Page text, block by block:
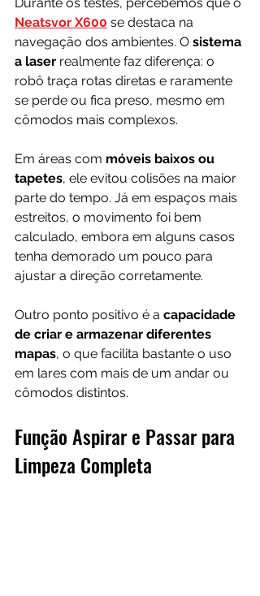
Neatsvor X600 se destaca na
navegação dos ambientes. O sistema
a laser realmente faz diferença: o
robô traça rotas diretas e raramente
se perde ou fica preso, mesmo em
cômodos mais complexos.
Em áreas com móveis baixos ou
tapetes, ele evitou colisões na maior
parte do tempo. Já em espaços mais
estreitos, o movimento foi bem
calculado, embora em alguns casos
tenha demorado um pouco para
ajustar a direção corretamente.
Outro ponto positivo é a capacidade
de criar e armazenar diferentes
mapas, o que facilita bastante o uso
em lares com mais de um andar ou
cômodos distintos.
Função Aspirar e Passar para
Limpeza Completa